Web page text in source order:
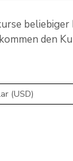
beliebiger
den